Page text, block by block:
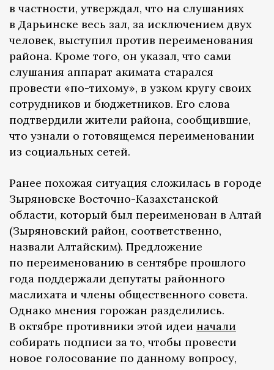
в частности, утверждал, что на слушаниях
в Дарьинске весь зал, за исключением двух
человек, выступил против переименования
района. Кроме того, он указал, что сами
слушания аппарат акимата старался
провести «по-тихому», в узком кругу своих
сотрудников и бюджетников. Его слова
подтвердили жители района, сообщившие,
что узнали о готовящемся переименовании
из социальных сетей.
Ранее похожая ситуация сложилась в городе
Зыряновске Восточно-Казахстанской
области, который был переименован в Алтай
(Зыряновский район, соответственно,
назвали Алтайским). Предложение
по переименованию в сентябре прошлого
года поддержали депутаты районного
маслихата и члены общественного совета.
Однако мнения горожан разделились.
В октябре противники этой идеи начали
собирать подписи за то, чтобы провести
новое голосование по данному вопросу,